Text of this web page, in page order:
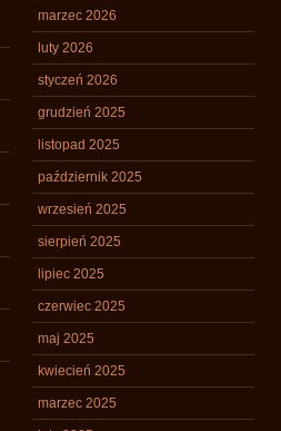
marzec 2026
luty 2026
styczeń 2026
grudzień 2025
listopad 2025
październik 2025
wrzesień 2025
sierpień 2025
lipiec 2025
czerwiec 2025
maj 2025
kwiecień 2025
marzec 2025